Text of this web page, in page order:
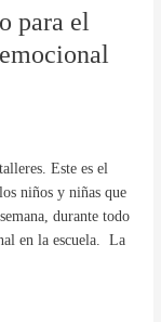
para el
Este es el
niños y niñas que
durante todo
en la escuela. La